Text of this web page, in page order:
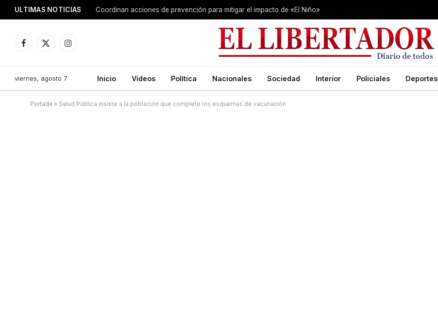
ULTIMAS NOTICIAS Coordinan acciones de prevención para mitigar el impacto de «El Niño»
Facebook
X
Instagram
viernes, agosto 7 Inicio Videos Política Nacionales Sociedad Interior Policiales Deportes
Portada » Salud Pública insiste a la población que complete los esquemas de vacunación